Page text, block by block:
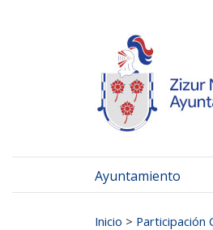
Ayuntamiento
Inicio > Participación